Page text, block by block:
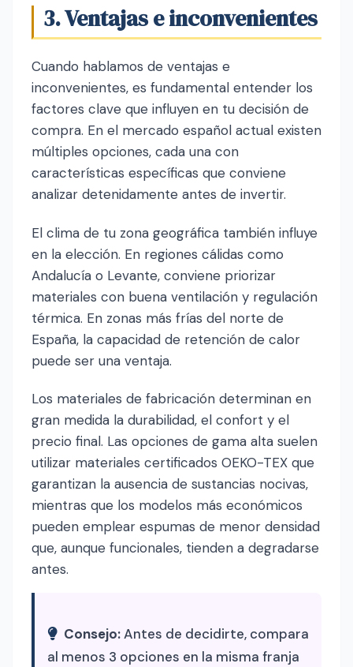
3. Ventajas e inconvenientes
Cuando hablamos de ventajas e
inconvenientes, es fundamental entender los
factores clave que influyen en tu decisión de
compra. En el mercado español actual existen
múltiples opciones, cada una con
características específicas que conviene
analizar detenidamente antes de invertir.
El clima de tu zona geográfica también influye
en la elección. En regiones cálidas como
Andalucía o Levante, conviene priorizar
materiales con buena ventilación y regulación
térmica. En zonas más frías del norte de
España, la capacidad de retención de calor
puede ser una ventaja.
Los materiales de fabricación determinan en
gran medida la durabilidad, el confort y el
precio final. Las opciones de gama alta suelen
utilizar materiales certificados OEKO-TEX que
garantizan la ausencia de sustancias nocivas,
mientras que los modelos más económicos
pueden emplear espumas de menor densidad
que, aunque funcionales, tienden a degradarse
antes.
Consejo:Antes de decidirte, compara
al menos 3 opciones en la misma franja